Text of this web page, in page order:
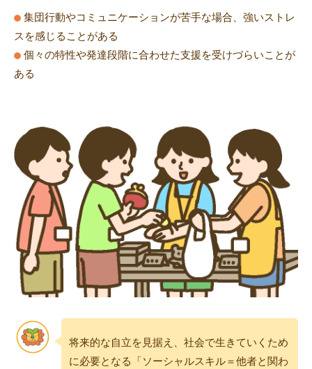
集団行動やコミュニケーションが苦手な場合、強いストレ
スを感じることがある
個々の特性や発達段階に合わせた支援を受けづらいことが
ある
将来的な自立を見据え、社会で生きていくため
に必要となる「ソーシャルスキル＝他者と関わ